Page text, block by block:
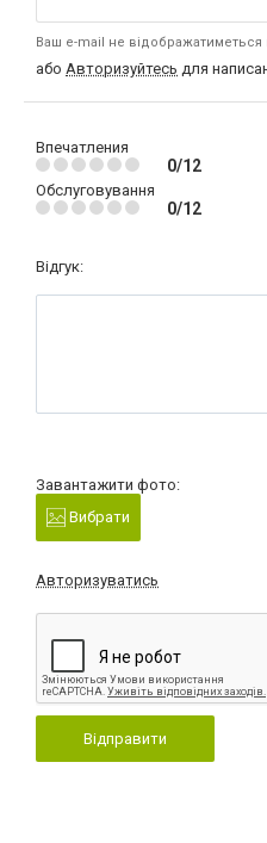
Ваш e-mail не відображатиметься
або Авторизуйтесь для
Впечатления
0/12
Обслуговування
0/12
Відгук:
Завантажити фото:
Вибрати
Авторизуватись
Відправити